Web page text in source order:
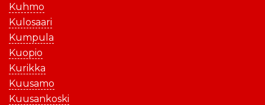
Kuhmo
Kulosaari
Kumpula
Kuopio
Kurikka
Kuusamo
Kuusankoski